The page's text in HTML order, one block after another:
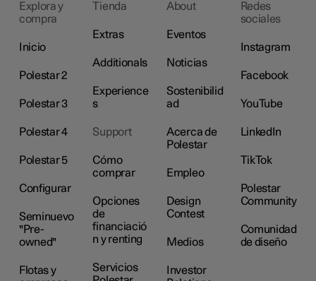
Explora y
compra
Inicio
Polestar 2
Polestar 3
Polestar 4
Polestar 5
Configurar
Seminuevo
"Pre-
owned"
Flotas y
Tienda
Extras
Additionals
Experience
s
Support
Cómo
comprar
Opciones
de
financiació
n y renting
Servicios
About
Eventos
Noticias
Sostenibilid
ad
Acerca de
Polestar
Empleo
Design
Contest
Medios
Investor
Redes
sociales
Instagram
Facebook
YouTube
LinkedIn
TikTok
Polestar
Community
Comunidad
de diseño